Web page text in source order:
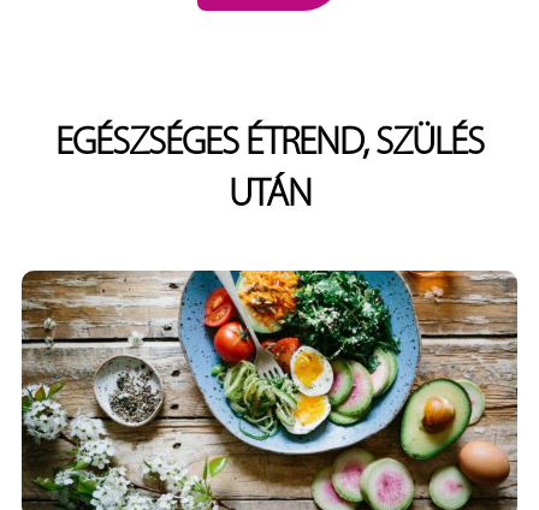
EGÉSZSÉGES ÉTREND, SZÜLÉS
UTÁN